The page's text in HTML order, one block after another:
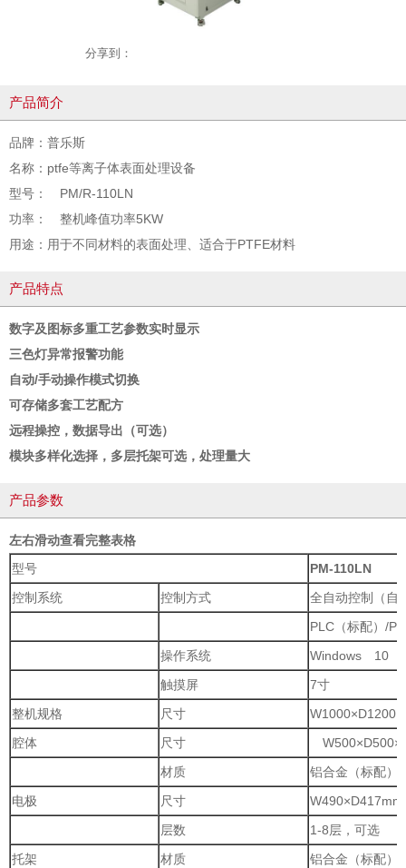
分享到：
产品简介
品牌：普乐斯
名称：ptfe等离子体表面处理设备
型号： PM/R-110LN
功率： 整机峰值功率5KW
用途：用于不同材料的表面处理、适合于PTFE材料
产品特点
数字及图标多重工艺参数实时显示
三色灯异常报警功能
自动/手动操作模式切换
可存储多套工艺配方
远程操控，数据导出（可选）
模块多样化选择，多层托架可选，处理量大
产品参数
左右滑动查看完整表格
型号
PM-110LN
控制系统
控制方式
全自动控制（自
PLC（标配）/
操作系统
Windows 10
触摸屏
7寸
整机规格
尺寸
腔体
尺寸
材质
铝合金（标配）
电极
尺寸
W490×D417mm
层数
1-8层，可选
托架
材质
铝合金（标配）